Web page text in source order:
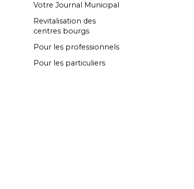
Votre Journal Municipal
Revitalisation des
centres bourgs
Pour les professionnels
Pour les particuliers